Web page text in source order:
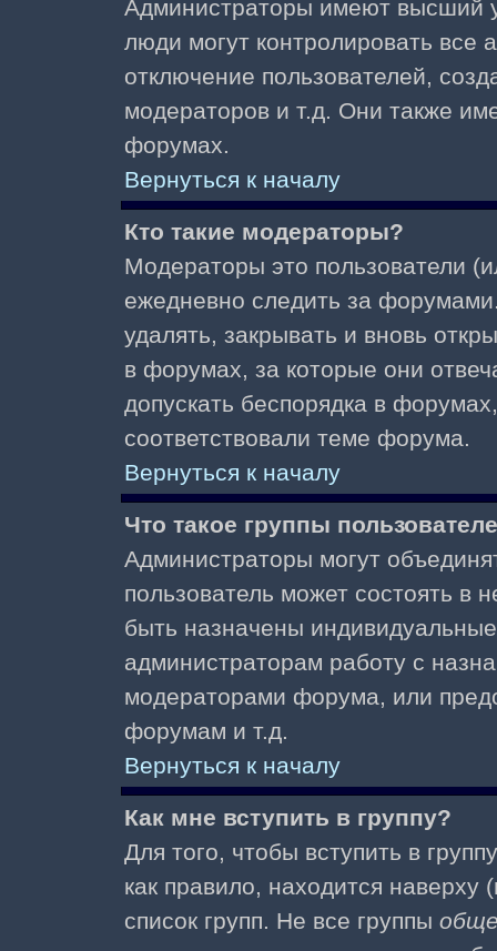
Администраторы имеют высший
люди могут контролировать все
отключение пользователей,
модераторов и т.д. Они также
форумах.
Вернуться к началу
Кто такие модераторы?
Модераторы это пользователи
ежедневно следить за
удалять, закрывать и вновь
в форумах, за которые они
допускать беспорядка в
соответствовали теме форума.
Вернуться к началу
Что такое группы
Администраторы могут
пользователь может состоять в
быть назначены
администраторам работу с
модераторами форума, или
форумам и т.д.
Вернуться к началу
Как мне вступить в группу?
Для того, чтобы вступить в
как правило, находится
список групп. Не все группы